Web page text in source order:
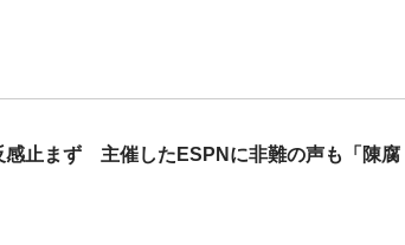
感止まず 主催したESPNに非難の声も「陳腐